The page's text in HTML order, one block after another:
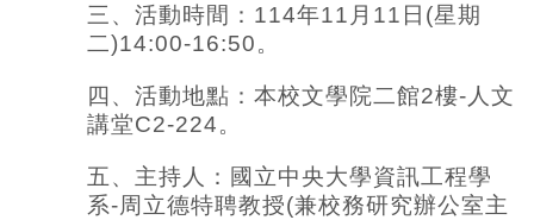
三、活動時間：114年11月11日(星期
二)14:00-16:50。
四、活動地點：本校文學院二館2樓-人文
講堂C2-224。
五、主持人：國立中央大學資訊工程學
系-周立德特聘教授(兼校務研究辦公室主